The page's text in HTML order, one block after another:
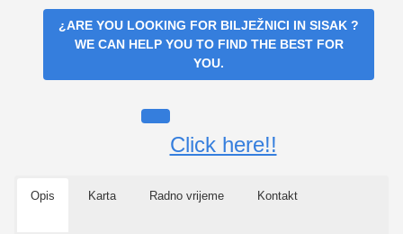
¿ARE YOU LOOKING FOR BILJEŽNICI IN SISAK ?
WE CAN HELP YOU TO FIND THE BEST FOR
YOU.
Click here!!
Opis Karta Radno vrijeme Kontakt